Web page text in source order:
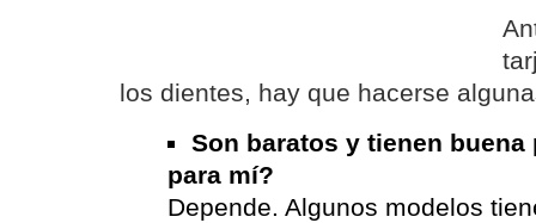
los dientes, hay que hacerse
Son baratos y tienen
para mí?
Depende. Algunos modelos